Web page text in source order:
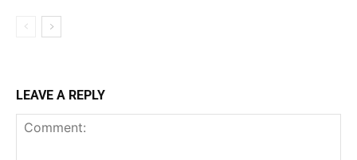
LEAVE A REPLY